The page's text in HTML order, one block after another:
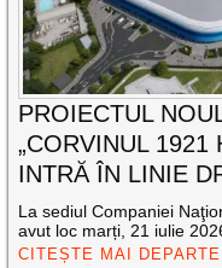
PROIECTUL
„CORVINUL 1921
INTRĂ ÎN LINIE
La sediul Companiei
avut loc marți, 21 iulie
CITEȘTE MAI DEPARTE